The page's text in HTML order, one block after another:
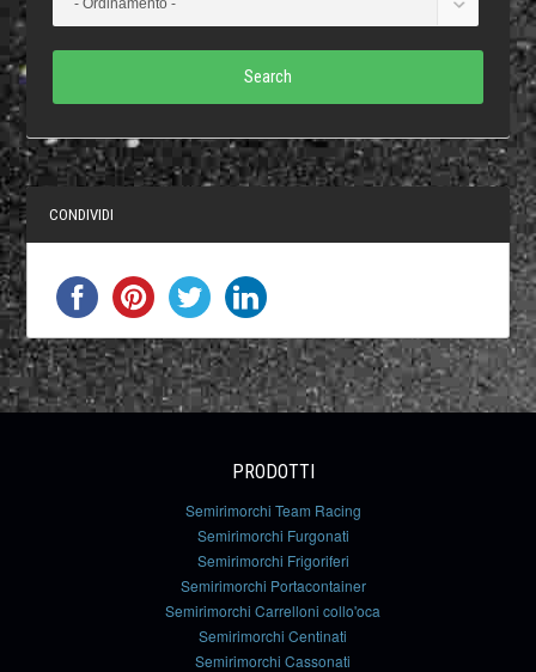
Search
CONDIVIDI
PRODOTTI
Semirimorchi Team Racing
Semirimorchi Furgonati
Semirimorchi Frigoriferi
Semirimorchi Portacontainer
Semirimorchi Carrelloni collo'oca
Semirimorchi Centinati
Semirimorchi Cassonati